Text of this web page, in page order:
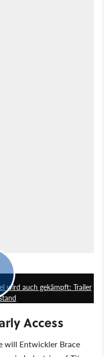
wird auch gekämpft: Trailer
Access
will Entwickler Brace